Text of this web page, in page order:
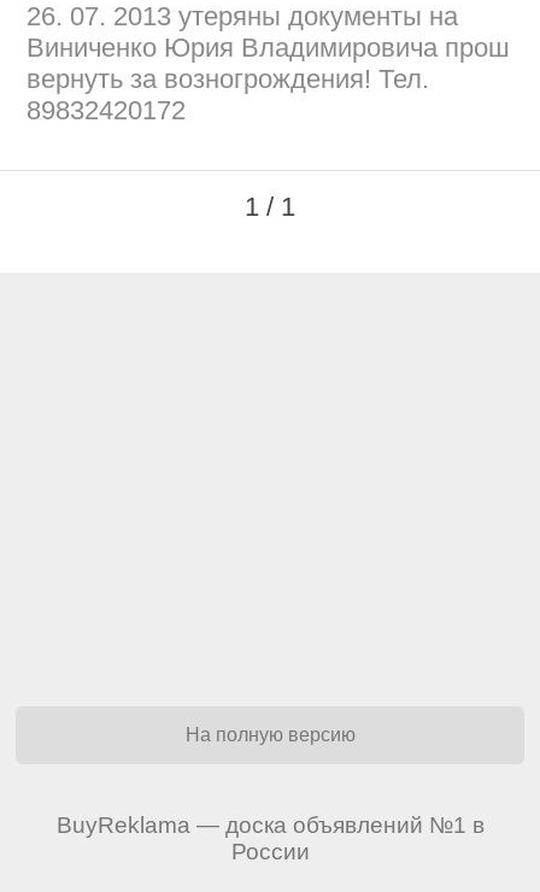
26. 07. 2013 утеряны документы на
Виниченко Юрия Владимировича прош
вернуть за возногрождения! Тел.
89832420172
1 / 1
На полную версию
BuyReklama — доска объявлений №1 в
России